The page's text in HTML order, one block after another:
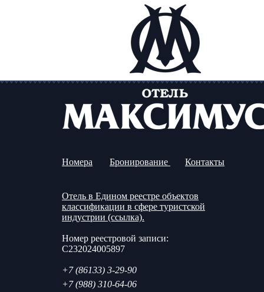
Номера Бронирование Контакты
Отель в Едином реестре объектов
классификации в сфере туристской
индустрии (ссылка).
Номер реестровой записи:
С232024005897
+7 (86133) 3-29-90
+7 (988) 310-64-06